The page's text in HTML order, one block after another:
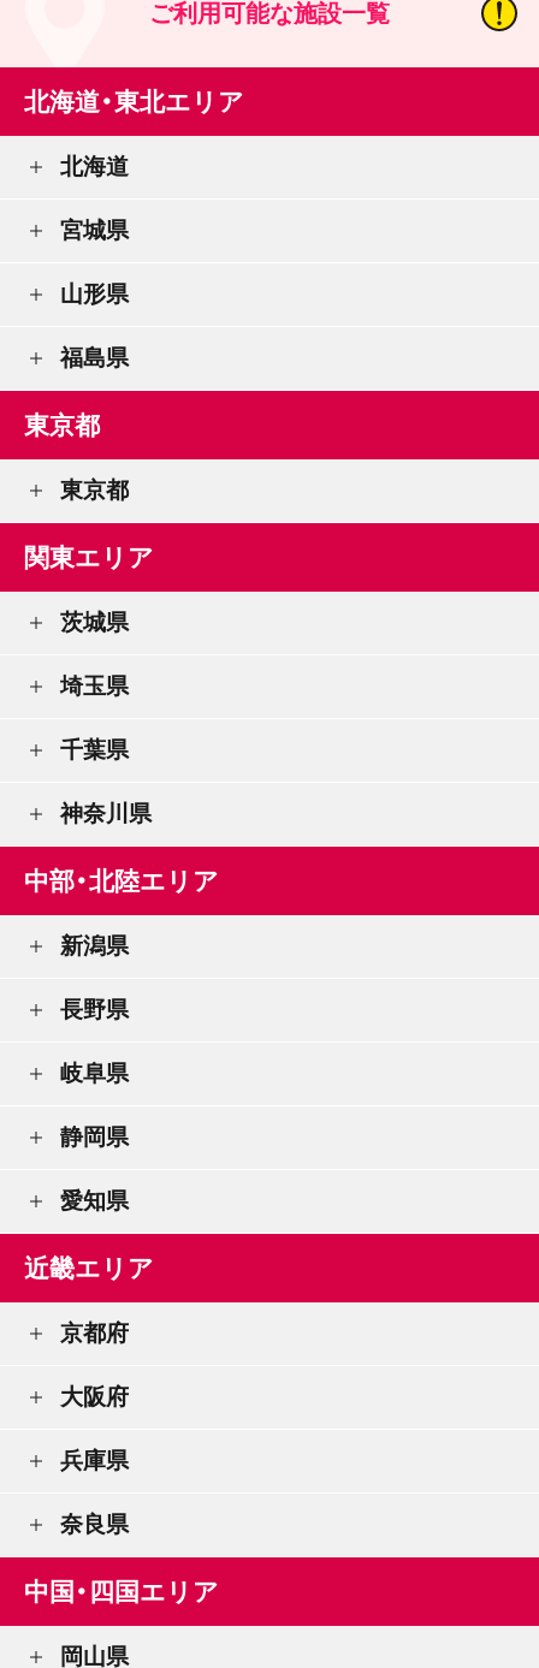
ご利用可能な施設一覧
北海道・東北エリア
北海道
宮城県
山形県
福島県
東京都
東京都
関東エリア
茨城県
埼玉県
千葉県
神奈川県
中部・北陸エリア
新潟県
長野県
岐阜県
静岡県
愛知県
近畿エリア
京都府
大阪府
兵庫県
奈良県
中国・四国エリア
岡山県